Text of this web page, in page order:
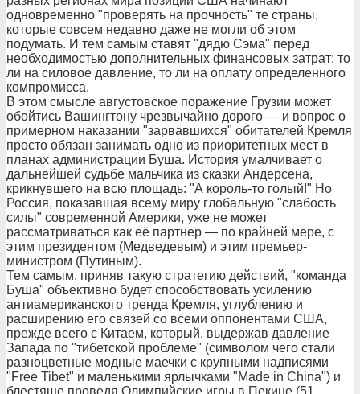
одновременно "проверять на прочность" те страны,
которые совсем недавно даже не могли об этом
подумать. И тем самым ставят "дядю Сэма" перед
необходимостью дополнительных финансовых затрат: то
ли на силовое давление, то ли на оплату определенного
компромисса.
В этом смысле августовское поражение Грузии может
обойтись Вашингтону чрезвычайно дорого — и вопрос о
примерном наказании "зарвавшихся" обитателей Кремля
просто обязан занимать одно из приоритетных мест в
планах администрации Буша. История умалчивает о
дальнейшей судьбе мальчика из сказки Андерсена,
крикнувшего на всю площадь: "А король-то голый!" Но
Россия, показавшая всему миру глобальную "слабость
силы" современной Америки, уже не может
рассматриваться как её партнер — по крайней мере, с
этим президентом (Медведевым) и этим премьер-
министром (Путиным).
Тем самым, приняв такую стратегию действий, "команда
Буша" объективно будет способствовать усилению
антиамериканского тренда Кремля, углублению и
расширению его связей со всеми оппонентами США,
прежде всего с Китаем, который, выдержав давление
Запада по "тибетской проблеме" (символом чего стали
разноцветные модные маечки с крупными надписями
"Free Tibet" и маленькими ярлычками "Made in China") и
блестяще проведя Олимпийские игры в Пекине (51